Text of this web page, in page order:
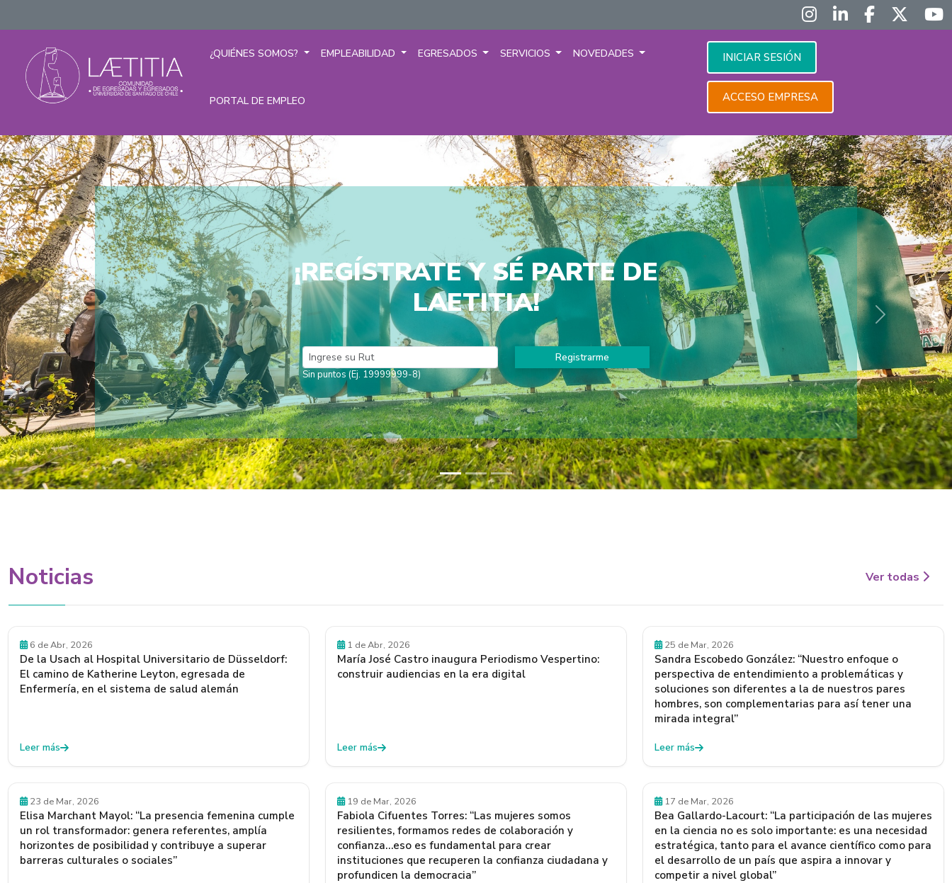
¿QUIÉNES SOMOS? EMPLEABILIDAD EGRESADOS SERVICIOS NOVEDADES
PORTAL DE EMPLEO
INICIAR SESIÓN
ACCESO EMPRESA
Egresados destacados son parte de “Usach Contigo en Vacaciones”
Durante tres jornadas, las charlas de Catalina Salazar Castro, Cristian Cuevas Vega y Hernán Caffiero Morales reunieron a más de 80 estudiantes de 3° y 4° medio.
Anterior Siguiente
Noticias Ver todas
Empleadores
6 de Abr, 2026
De la Usach al Hospital Universitario de Düsseldorf:
El camino de Katherine Leyton, egresada de
Enfermería, en el sistema de salud alemán
Leer más
Egresados y Egresadas
1 de Abr, 2026
María José Castro inaugura Periodismo Vespertino:
construir audiencias en la era digital
Leer más
Egresados y Egresadas
25 de Mar, 2026
Sandra Escobedo González: “Nuestro enfoque o
perspectiva de entendimiento a problemáticas y
soluciones son diferentes a la de nuestros pares
hombres, son complementarias para así tener una
mirada integral”
Leer más
Egresados y Egresadas
23 de Mar, 2026
Elisa Marchant Mayol: “La presencia femenina cumple
un rol transformador: genera referentes, amplía
horizontes de posibilidad y contribuye a superar
barreras culturales o sociales”
Egresados y Egresadas
19 de Mar, 2026
Fabiola Cifuentes Torres: “Las mujeres somos
resilientes, formamos redes de colaboración y
confianza…eso es fundamental para crear
instituciones que recuperen la confianza ciudadana y
profundicen la democracia”
Egresados y Egresadas
17 de Mar, 2026
Bea Gallardo-Lacourt: “La participación de las mujeres
en la ciencia no es solo importante: es una necesidad
estratégica, tanto para el avance científico como para
el desarrollo de un país que aspira a innovar y
competir a nivel global”